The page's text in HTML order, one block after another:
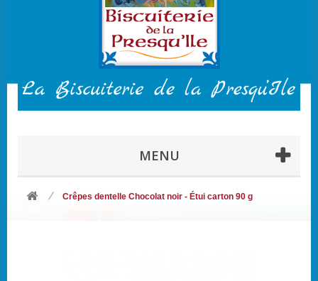
MENU
Crêpes dentelle Chocolat noir - Étui carton 90 g